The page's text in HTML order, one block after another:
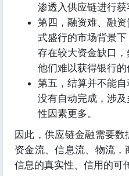
渗透入供应链进行获
第四，融资难、融
式盛行的市场背景
存在较大资金缺口
他们难以获得银行的
第五，结算并不能
没有自动完成，涉
性因素更多。
因此，供应链金融需要
资金流、信息流、物流
信息的真实性、信用的可